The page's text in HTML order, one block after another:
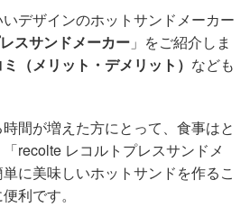
デザインのホットサンドメーカー
スサンドメーカー 」をご紹介しま
（メリット・デメリット） なども
間が増えた方にとって、食事はと
recolte レコルトプレスサンドメ
に美味しいホットサンドを作るこ
利です。